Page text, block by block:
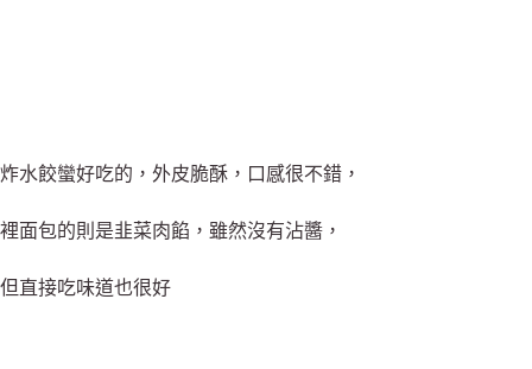
炸水餃蠻好吃的，外皮脆酥，口感很不錯，
裡面包的則是韭菜肉餡，雖然沒有沾醬，
但直接吃味道也很好